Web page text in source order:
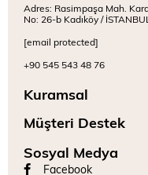
Adres: Rasimpaşa Mah.
No: 26-b Kadıköy / İSTANBUL
[email protected]
+90 545 543 48 76
Kuramsal
Müşteri Destek
Sosyal Medya
Facebook